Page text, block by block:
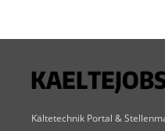
Kältetechnik Portal &